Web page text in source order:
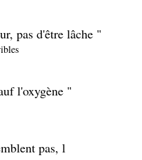
pas d'être lâche "
l'oxygène "
pas, l